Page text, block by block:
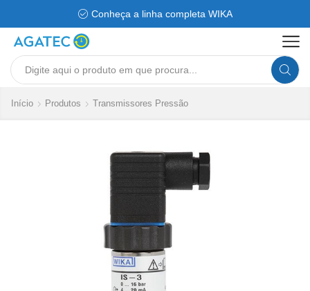
Conheça a linha completa WIKA
Search
Início Produtos Transmissores Pressão